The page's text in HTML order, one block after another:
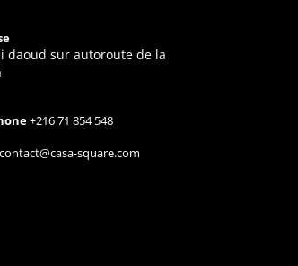
daoud sur autoroute de la
+216 71 854 548
contact@casa-square.com